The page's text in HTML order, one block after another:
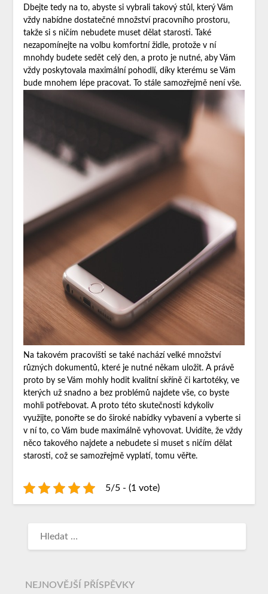
Dbejte tedy na to, abyste si vybrali takový stůl, který Vám
vždy nabídne dostatečné množství pracovního prostoru,
takže si s ničím nebudete muset dělat starosti. Také
nezapomínejte na volbu komfortní židle, protože v ní
mnohdy budete sedět celý den, a proto je nutné, aby Vám
vždy poskytovala maximální pohodlí, díky kterému se Vám
bude mnohem lépe pracovat. To stále samozřejmě není vše.
Na takovém pracovišti se také nachází velké množství
různých dokumentů, které je nutné někam uložit. A právě
proto by se Vám mohly hodit kvalitní skříně či kartotéky, ve
kterých už snadno a bez problémů najdete vše, co byste
mohli potřebovat. A proto této skutečnosti kdykoliv
využijte, ponořte se do široké nabídky vybavení a vyberte si
v ní to, co Vám bude maximálně vyhovovat. Uvidíte, že vždy
něco takového najdete a nebudete si muset s ničím dělat
starosti, což se samozřejmě vyplatí, tomu věřte.
5/5 - (1 vote)
NEJNOVĚJŠÍ PŘÍSPĚVKY